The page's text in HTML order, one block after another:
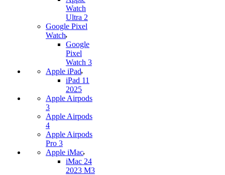
Watch
Ultra 2
Google Pixel
Watch
Google
Pixel
Watch 3
Apple iPad
iPad 11
2025
Apple Airpods
3
Apple Airpods
4
Apple Airpods
Pro 3
Apple iMac
iMac 24
2023 M3